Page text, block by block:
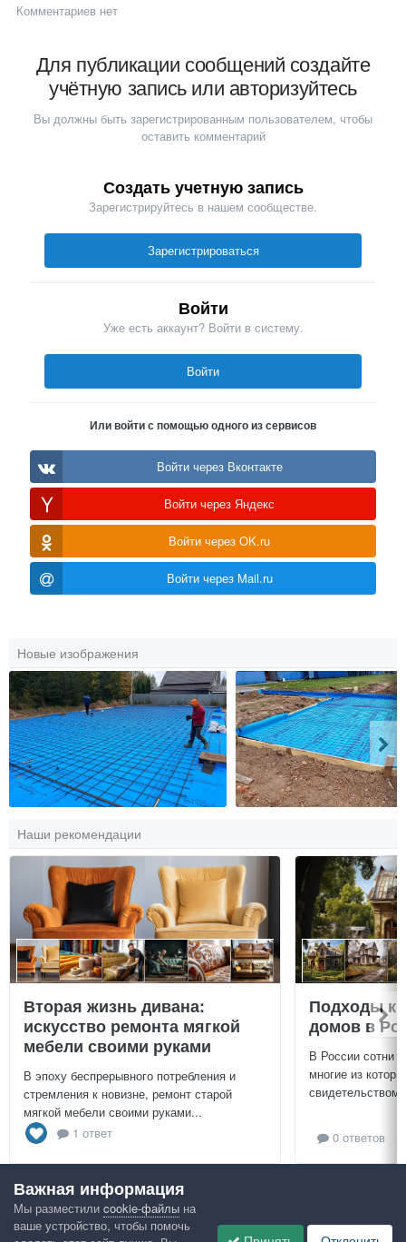
Комментариев нет
Для публикации сообщений создайте
учётную запись или авторизуйтесь
Вы должны быть зарегистрированным пользователем, чтобы
оставить комментарий
Создать учетную запись
Зарегистрируйтесь в нашем сообществе.
Зарегистрироваться
Войти
Уже есть аккаунт? Войти в систему.
Войти
Или войти с помощью одного из сервисов
Войти через Вконтакте
Войти через Яндекс
Войти через OK.ru
Войти через Mail.ru
Новые изображения
Наши рекомендации
Вторая жизнь дивана:
искусство ремонта мягкой
мебели своими руками
В эпоху беспрерывного потребления и
стремления к новизне, ремонт старой
мягкой мебели своими руками...
1 ответ
Подходы к
домов в
В России сотни
многие из
свидетельством
0 ответов
Посмотреть всё
Важная информация
Мы разместили cookie-файлы на
ваше устройство, чтобы помочь